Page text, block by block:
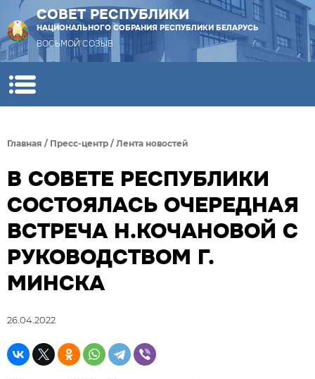
СОВЕТ РЕСПУБЛИКИ
НАЦИОНАЛЬНОГО СОБРАНИЯ РЕСПУБЛИКИ БЕЛАРУСЬ
ВОСЬМОЙ СОЗЫВ
Главная / Пресс-центр / Лента новостей
В СОВЕТЕ РЕСПУБЛИКИ
СОСТОЯЛАСЬ ОЧЕРЕДНАЯ
ВСТРЕЧА Н.КОЧАНОВОЙ С
РУКОВОДСТВОМ Г.
МИНСКА
26.04.2022